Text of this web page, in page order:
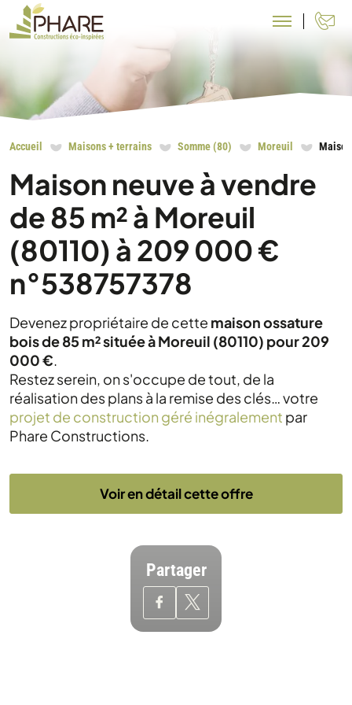
Accueil Maisons + terrains Somme (80) Moreuil
Maison neuve à vendre
de 85 m² à Moreuil
(80110) à 209 000 €
n°538757378
Devenez propriétaire de cette maison ossature
bois de 85 m² située à Moreuil (80110) pour 209
000 €.
Restez serein, on s'occupe de tout, de la
réalisation des plans à la remise des clés… votre
projet de construction géré inégralement par
Phare Constructions.
Voir en détail cette offre
Partager